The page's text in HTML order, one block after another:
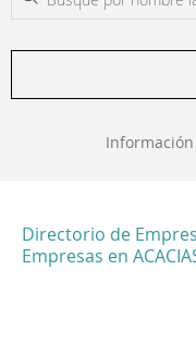
Directorio de
Empresas en